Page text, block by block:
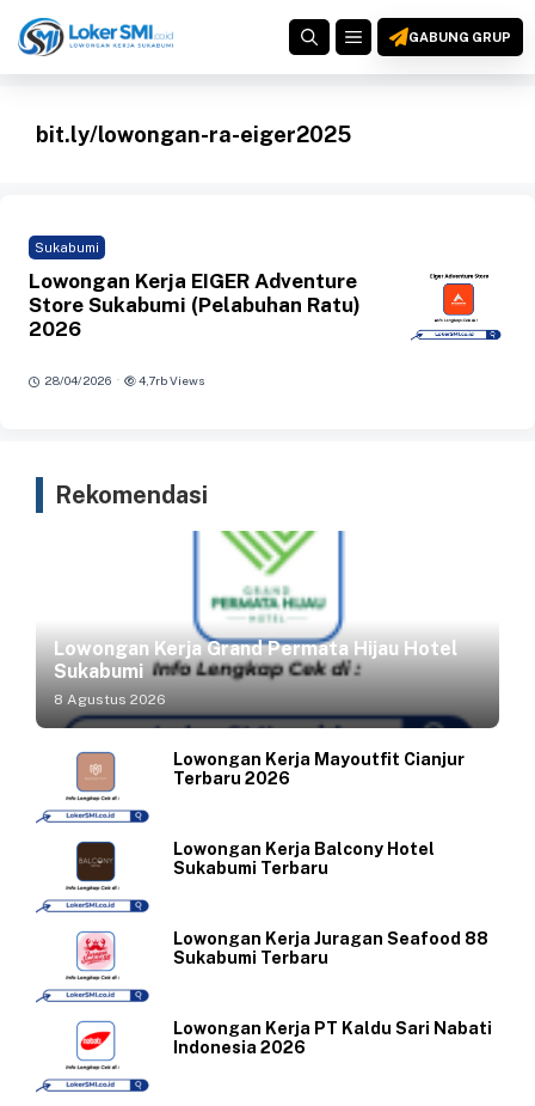
ke
MENUGABUNG GRUP
bit.ly/lowongan-ra-eiger2025
Sukabumi
Lowongan Kerja EIGER Adventure
Store Sukabumi (Pelabuhan Ratu)
2026
28/04/2026 · 4,7rb Views
Rekomendasi
Lowongan Kerja Grand Permata Hijau Hotel
Sukabumi
8 Agustus 2026
Lowongan Kerja Mayoutfit Cianjur
Terbaru 2026
Lowongan Kerja Balcony Hotel
Sukabumi Terbaru
Lowongan Kerja Juragan Seafood 88
Sukabumi Terbaru
Lowongan Kerja PT Kaldu Sari Nabati
Indonesia 2026